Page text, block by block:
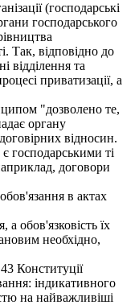
(господарські
господарського
Так, відповідно до
та
приватизації, а
"дозволено те,
органу
відносин.
господарськими ті
договори
в актах
обов'язковість їх
необхідно,
Конституції
індикативного
на найважливіші